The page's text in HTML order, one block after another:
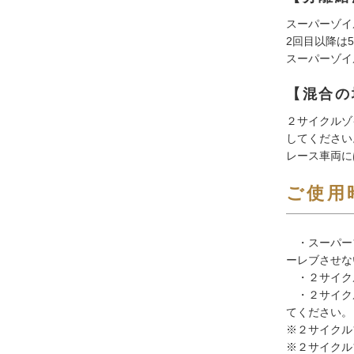
スーパーゾ
2回目以降は
スーパーゾ
【混合
２サイクル
してくださ
レース車両
ご使用
・スーパー
ーレブさせ
・２サイク
・２サイク
てください。
※２サイクル
※２サイクル